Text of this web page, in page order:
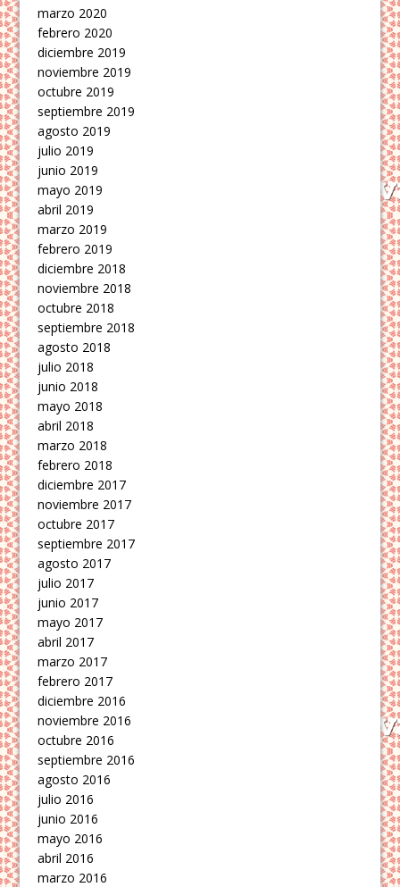
marzo 2020
febrero 2020
diciembre 2019
noviembre 2019
octubre 2019
septiembre 2019
agosto 2019
julio 2019
junio 2019
mayo 2019
abril 2019
marzo 2019
febrero 2019
diciembre 2018
noviembre 2018
octubre 2018
septiembre 2018
agosto 2018
julio 2018
junio 2018
mayo 2018
abril 2018
marzo 2018
febrero 2018
diciembre 2017
noviembre 2017
octubre 2017
septiembre 2017
agosto 2017
julio 2017
junio 2017
mayo 2017
abril 2017
marzo 2017
febrero 2017
diciembre 2016
noviembre 2016
octubre 2016
septiembre 2016
agosto 2016
julio 2016
junio 2016
mayo 2016
abril 2016
marzo 2016